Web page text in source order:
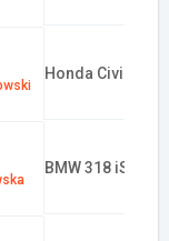
Honda Civic
BMW 318 iS E30